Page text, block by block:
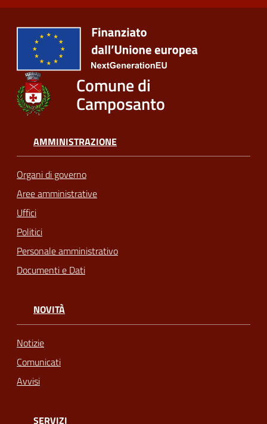
Comune di
Camposanto
AMMINISTRAZIONE
Organi di governo
Aree amministrative
Uffici
Politici
Personale amministrativo
Documenti e Dati
NOVITÀ
Notizie
Comunicati
Avvisi
SERVIZI